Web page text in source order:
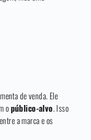
de venda. Ele
opúblico-alvo. Isso
a marca e os